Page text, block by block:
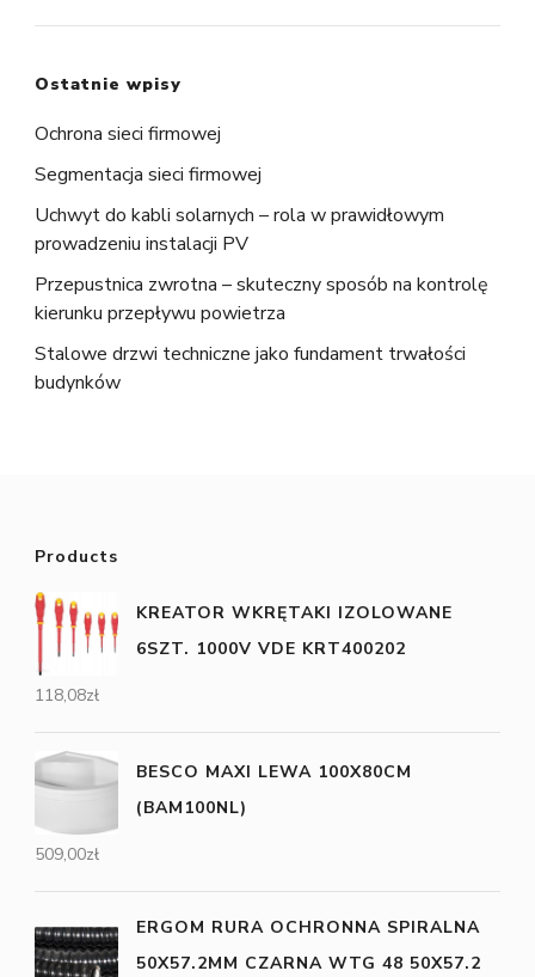
Ostatnie wpisy
Ochrona sieci firmowej
Segmentacja sieci firmowej
Uchwyt do kabli solarnych – rola w prawidłowym
prowadzeniu instalacji PV
Przepustnica zwrotna – skuteczny sposób na kontrolę
kierunku przepływu powietrza
Stalowe drzwi techniczne jako fundament trwałości
budynków
Products
KREATOR WKRĘTAKI IZOLOWANE
6SZT. 1000V VDE KRT400202
118,08zł
BESCO MAXI LEWA 100X80CM
(BAM100NL)
509,00zł
ERGOM RURA OCHRONNA SPIRALNA
50X57.2MM CZARNA WTG 48 50X57.2